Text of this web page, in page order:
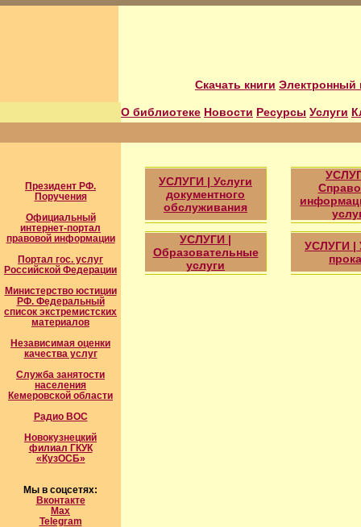
Скачать книги Электронный
О библиотеке Новости Ресурсы Услуги
Президент РФ.
Поручения
Официальный
интернет-портал
правовой информации
Портал гос. услуг
Российской Федерации
Министерство юстиции
РФ. Федеральный
список экстремистских
материалов
Независимая оценки
качества услуг
Служба занятости
населения
Кемеровской области
Радио ВОС
Новокузнецкий
филиал ГКУК
«КузОСБ»
Мы в соцсетях:
Вконтакте
Max
Telegram
УСЛУГИ | Услуги
документного
обслуживания
УСЛУГИ |
Образовательные
услуги
УСЛУГИ |